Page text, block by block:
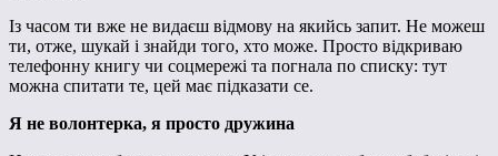
Із часом ти вже не видаєш відмову на якийсь запит. Не можеш
ти, отже, шукай і знайди того, хто може. Просто відкриваю
телефонну книгу чи соцмережі та погнала по списку: тут
можна спитати те, цей має підказати се.
Я не волонтерка, я просто дружина